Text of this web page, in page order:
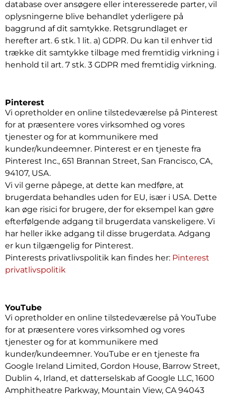
database over ansøgere eller interesserede parter, vil
oplysningerne blive behandlet yderligere på
baggrund af dit samtykke. Retsgrundlaget er
herefter art. 6 stk. 1 lit. a) GDPR. Du kan til enhver tid
trække dit samtykke tilbage med fremtidig virkning i
henhold til art. 7 stk. 3 GDPR med fremtidig virkning.
Pinterest
Vi opretholder en online tilstedeværelse på Pinterest
for at præsentere vores virksomhed og vores
tjenester og for at kommunikere med
kunder/kundeemner. Pinterest er en tjeneste fra
Pinterest Inc., 651 Brannan Street, San Francisco, CA,
94107, USA.
Vi vil gerne påpege, at dette kan medføre, at
brugerdata behandles uden for EU, især i USA. Dette
kan øge risici for brugere, der for eksempel kan gøre
efterfølgende adgang til brugerdata vanskeligere. Vi
har heller ikke adgang til disse brugerdata. Adgang
er kun tilgængelig for Pinterest.
Pinterests privatlivspolitik kan findes her: Pinterest
privatlivspolitik
YouTube
Vi opretholder en online tilstedeværelse på YouTube
for at præsentere vores virksomhed og vores
tjenester og for at kommunikere med
kunder/kundeemner. YouTube er en tjeneste fra
Google Ireland Limited, Gordon House, Barrow Street,
Dublin 4, Irland, et datterselskab af Google LLC, 1600
Amphitheatre Parkway, Mountain View, CA 94043